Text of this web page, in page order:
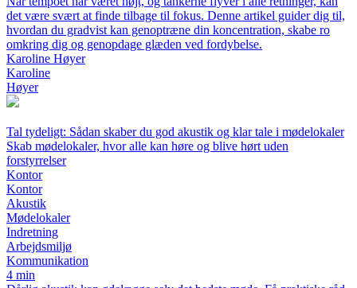
det være svært at finde tilbage til fokus. Denne artikel guider dig til,
hvordan du gradvist kan genoptræne din koncentration, skabe ro
omkring dig og genopdage glæden ved fordybelse.
Karoline Høyer
Karoline
Høyer
Tal tydeligt: Sådan skaber du god akustik og klar tale i mødelokaler
Skab mødelokaler, hvor alle kan høre og blive hørt uden
forstyrrelser
Kontor
Kontor
Akustik
Mødelokaler
Indretning
Arbejdsmiljø
Kommunikation
4 min